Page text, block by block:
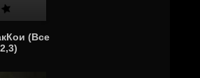
(Все